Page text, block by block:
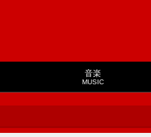
音楽
MUSIC